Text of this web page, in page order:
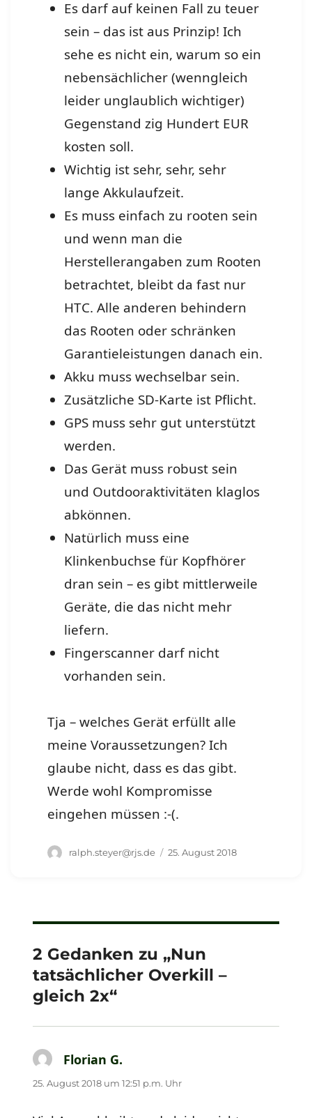
Es darf auf keinen Fall zu teuer
sein – das ist aus Prinzip! Ich
sehe es nicht ein, warum so ein
nebensächlicher (wenngleich
leider unglaublich wichtiger)
Gegenstand zig Hundert EUR
kosten soll.
Wichtig ist sehr, sehr, sehr
lange Akkulaufzeit.
Es muss einfach zu rooten sein
und wenn man die
Herstellerangaben zum Rooten
betrachtet, bleibt da fast nur
HTC. Alle anderen behindern
das Rooten oder schränken
Garantieleistungen danach ein.
Akku muss wechselbar sein.
Zusätzliche SD-Karte ist Pflicht.
GPS muss sehr gut unterstützt
werden.
Das Gerät muss robust sein
und Outdooraktivitäten klaglos
abkönnen.
Natürlich muss eine
Klinkenbuchse für Kopfhörer
dran sein – es gibt mittlerweile
Geräte, die das nicht mehr
liefern.
Fingerscanner darf nicht
vorhanden sein.
Tja – welches Gerät erfüllt alle
meine Voraussetzungen? Ich
glaube nicht, dass es das gibt.
Werde wohl Kompromisse
eingehen müssen :-(.
Autor
ralph.steyer@rjs.de
Veröffentlicht
25. August 2018
2 Gedanken zu „Nun
tatsächlicher Overkill –
gleich 2x“
Florian G.
25. August 2018 um 12:51 p.m. Uhr